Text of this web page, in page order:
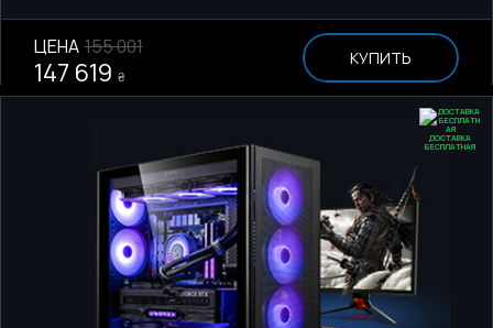
ЦЕНА 155 001
147 619 ₴
КУПИТЬ
ДОСТАВКА
БЕСПЛАТНАЯ